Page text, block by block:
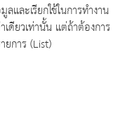
และเรียกใช้ในการทำงาน
ดียวเท่านั้น แต่ถ้าต้องการ
ยการ (List)